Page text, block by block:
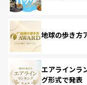
地球の歩き方
エアラインラ
グ形式で発表